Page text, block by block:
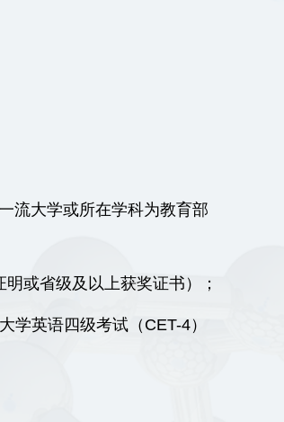
流大学或所在学科为教育部
或省级及以上获奖证书）；
英语四级考试（CET-4）